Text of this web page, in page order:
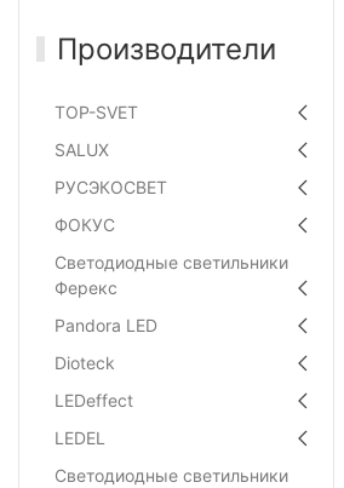
Производители
TOP-SVET
SALUX
РУСЭКОСВЕТ
ФОКУС
Светодиодные светильники
Ферекс
Pandora LED
Dioteck
LEDeffect
LEDEL
Светодиодные светильники